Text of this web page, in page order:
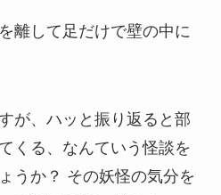
離して足だけで壁の中に
が、ハッと振り返ると部
くる、なんていう怪談を
うか？ その妖怪の気分を